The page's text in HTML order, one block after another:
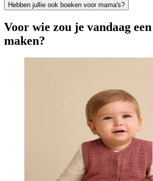
Hebben jullie ook boeken voor mama's?
Voor wie zou je vandaag
maken?